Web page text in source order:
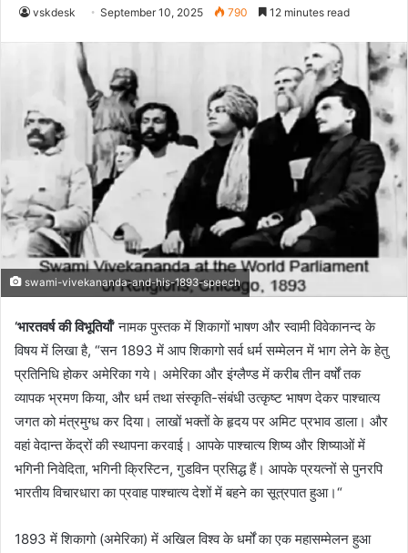
vskdesk September 10, 2025 790 12 minutes read
swami-vivekananda-and-his-1893-speech
‘भारतवर्ष की विभूतियाँ’नामक पुस्तक में शिकागों भाषण और स्वामी विवेकानन्द के
विषय में लिखा है, “सन 1893 में आप शिकागो सर्व धर्म सम्मेलन में भाग लेने के हेतु
प्रतिनिधि होकर अमेरिका गये। अमेरिका और इंग्लैण्ड में करीब तीन वर्षों तक
व्यापक भ्रमण किया, और धर्म तथा संस्कृति-संबंधी उत्कृष्ट भाषण देकर पाश्‍चात्य
जगत को मंत्रमुग्ध कर दिया। लाखों भक्तों के हृदय पर अमिट प्रभाव डाला। और
वहां वेदान्त केंद्रों की स्थापना करवाई। आपके पाश्चात्य शिष्य और शिष्याओं में
भगिनी निवेदिता, भगिनी क्रिस्टिन, गुडविन प्रसिद्ध हैं। आपके प्रयत्नों से पुनरपि
भारतीय विचारधारा का प्रवाह पाश्चात्य देशों में बहने का सूत्रपात हुआ।“
1893 में शिकागो (अमेरिका) में अखिल विश्व के धर्मों का एक महासम्मेलन हुआ